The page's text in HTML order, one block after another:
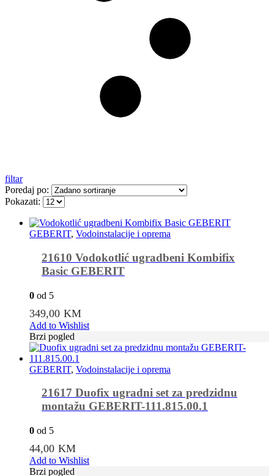
filtar
Poredaj po:
Pokazati:
GEBERIT, Vodoinstalacije i oprema
21610 Vodokotlić ugradbeni Kombifix
Basic GEBERIT
0 od 5
349,00 KM
Add to Wishlist
Brzi pogled
GEBERIT, Vodoinstalacije i oprema
21617 Duofix ugradni set za predzidnu
montažu GEBERIT-111.815.00.1
0 od 5
44,00 KM
Add to Wishlist
Brzi pogled